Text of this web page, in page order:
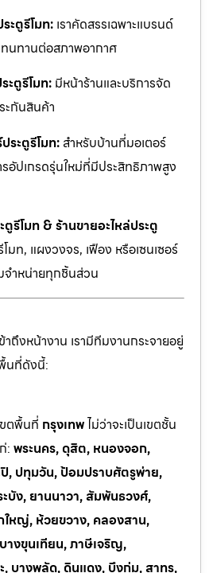
ะตูรีโมท:เราคัดสรรเฉพาะแบรนด์
นทานต่อสภาพอากาศ
ะตูรีโมท: มีหน้าร้านและบริการจัด
ะกันสินค้า
ระตูรีโมท:สำหรับบ้านที่มอเตอร์
อัปเกรดรุ่นใหม่ที่มีประสิทธิภาพสูง
รีโมท & ร้านขายอะไหล่ประตู
โมท, แผงวงจร, เฟือง หรือเซนเซอร์
จำหน่ายทุกชิ้นส่วน
าถึงหน้างาน เรามีทีมงานกระจายอยู่
นที่ดังนี้:
ขตพื้นที่ กรุงเทพไม่ว่าจะเป็นเขตชั้น
: พระนคร, ดุสิต, หนองจอก,
ปิ, ปทุมวัน, ป้อมปราบศัตรูพ่าย,
บัง, ยานนาวา, สัมพันธวงศ์,
หญ่, ห้วยขวาง, คลองสาน,
งขุนเทียน, ภาษีเจริญ,
บางพลัด, ดินแดง, บึงกุ่ม, สาทร,